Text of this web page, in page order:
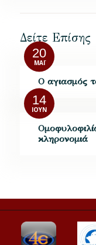
Δείτε Επίσης
20
ΜΆΙ
Ο αγιασμός
14
ΙΟΎΝ
κληρονομιά